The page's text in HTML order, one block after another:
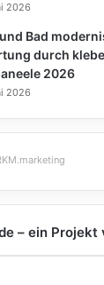
2026
Bad
durch
2026
2026
– ein Projekt